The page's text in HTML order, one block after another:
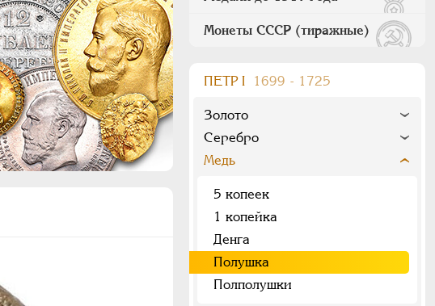
Монеты СССР (тиражные)
ПEТР I 1699 - 1725
Золото
Серебро
Медь
5 копеек
1 копейка
Денга
Полушка
Полполушки